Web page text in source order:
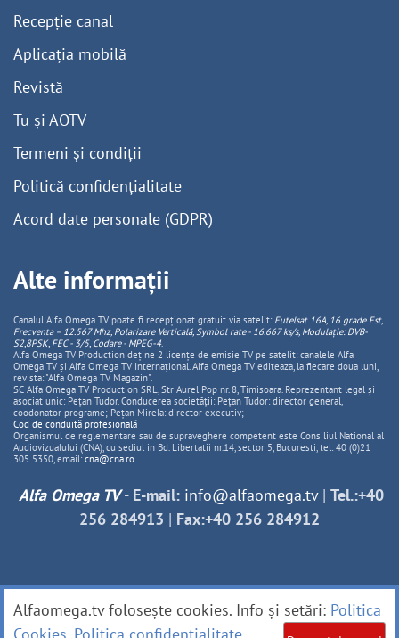
Recepție canal
Aplicația mobilă
Revistă
Tu și AOTV
Termeni și condiții
Politică confidențialitate
Acord date personale (GDPR)
Alte informații
Canalul Alfa Omega TV poate fi recepționat gratuit via satelit: Eutelsat 16A, 16 grade Est,
Frecventa – 12.567 Mhz, PolarizareVerticală, Symbol rate - 16.667 ks/s, Modulație: DVB-
S2,8PSK, FEC - 3/5, Codare - MPEG-4.
Alfa Omega TV Production deține 2 licențe de emisie TV pe satelit: canalele Alfa
Omega TV și Alfa Omega TV Internațional. Alfa Omega TV editeaza, la fiecare doua luni,
revista: "Alfa Omega TV Magazin".
SC Alfa Omega TV Production SRL, Str Aurel Pop nr. 8, Timisoara. Reprezentant legal și
asociat unic: Pețan Tudor. Conducerea societății: Pețan Tudor: director general,
coodonator programe; Pețan Mirela: director executiv;
Cod de conduită profesională
Organismul de reglementare sau de supraveghere competent este Consiliul National al
Audiovizualului (CNA), cu sediul in Bd. Libertatii nr.14, sector 5, Bucuresti, tel: 40 (0)21
305 5350, email: cna@cna.ro
Alfa Omega TV- E-mail: info@alfaomega.tv| Tel.:+40
256 284913 | Fax:+40 256 284912
Alfaomega.tv folosește cookies. Info și setări: Politica